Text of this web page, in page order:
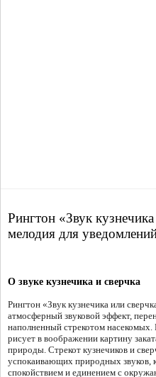
Рингтон «Звук
мелодия для
О звуке кузнечика и сверчка
Рингтон «Звук кузнечика или
атмосферный звуковой эффект,
наполненный стрекотом насекомых.
рисует в воображении картину
природы. Стрекот кузнечиков и
успокаивающих природных звуков,
спокойствием и единением с